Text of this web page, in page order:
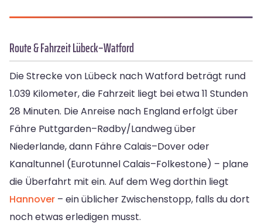
Route & Fahrzeit Lübeck–Watford
Die Strecke von Lübeck nach Watford beträgt rund
1.039 Kilometer, die Fahrzeit liegt bei etwa 11 Stunden
28 Minuten. Die Anreise nach England erfolgt über
Fähre Puttgarden–Rødby/Landweg über
Niederlande, dann Fähre Calais–Dover oder
Kanaltunnel (Eurotunnel Calais–Folkestone) – plane
die Überfahrt mit ein. Auf dem Weg dorthin liegt
Hannover – ein üblicher Zwischenstopp, falls du dort
noch etwas erledigen musst.